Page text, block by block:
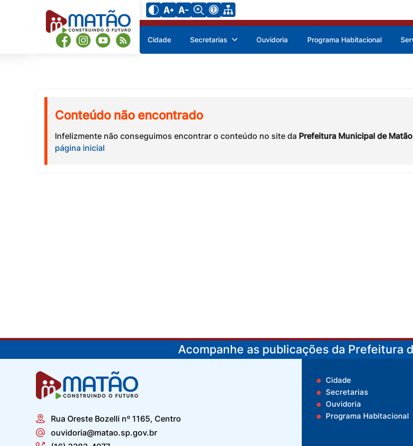
Cidade Secretarias Ouvidoria Programa Habitacional
Conteúdo não encontrado
Infelizmente não conseguimos encontrar o conteúdo no site da Prefeitura Municipal de Matão
página inicial
Acompanhe as publicações da Prefeitura
Rua Oreste Bozelli nº 1165, Centro
ouvidoria@matao.sp.gov.br
Cidade
Secretarias
Ouvidoria
Programa Habitacional